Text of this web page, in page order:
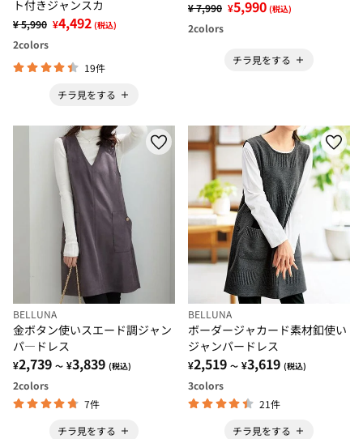
ト付きジャンスカ
¥ 5,990 ¥4,492 (税込)
2colors
19件
チラ見をする
¥ 7,990 ¥5,990 (税込)
2colors
チラ見をする
BELLUNA
金ボタン使いスエード調ジャン
パ―ドレス
¥2,739 ～ ¥3,839 (税込)
2colors
7件
チラ見をする
BELLUNA
ボーダージャカード素材釦使い
ジャンパードレス
¥2,519 ～ ¥3,619 (税込)
3colors
21件
チラ見をする